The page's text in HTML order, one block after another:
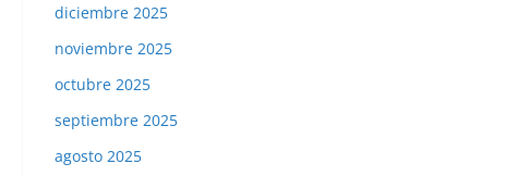
diciembre 2025
noviembre 2025
octubre 2025
septiembre 2025
agosto 2025